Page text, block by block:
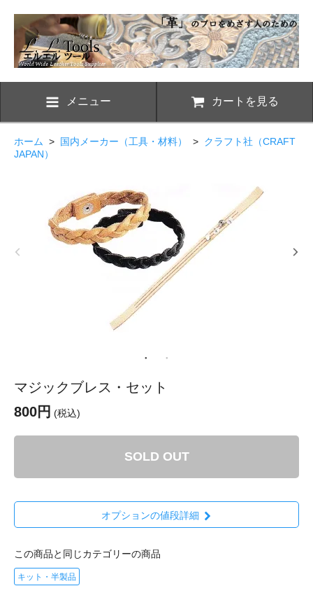
メニュー カートを見る
ホーム > 国内メーカー（工具・材料） > クラフト社（CRAFT
JAPAN）
マジックブレス・セット
800円 (税込)
SOLD OUT
オプションの値段詳細
この商品と同じカテゴリーの商品
キット・半製品